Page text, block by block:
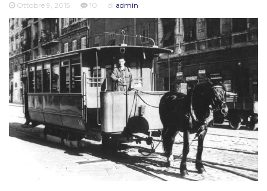
Ottobre 9, 2015 10 di admin